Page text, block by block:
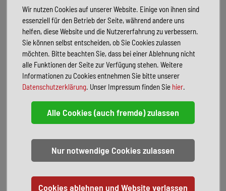
Sonderausstattung:
Anhängerkupplung mit elektr. Entriegelung, schwenkbar
Ausstattungs-Paket: Licht + Sicht inkl. Fernlichtassistent Light Assist
Fahrassistenz-Paket
Klimaanlage Air Care Climatronic 3-Zonen inkl. Fondbedienung und
Aktiv-Kombi-Filter
Seitenscheiben hinten und Heckscheibe abgedunkelt
Sonderlackierung Lapis-Blau Metallic
VW-Anschlussgarantie
100.000 km / 07.05.2030
Weitere Ausstattung:
Beifahrerairbag abschaltbar
Ambiente-Beleuchtung (30 Farben)
App-Connect Wireless (Apple CarPlay, Android Auto)
Audiosystem: Vorbereitung für spätere Freischaltung
Navigationsfunktion
Wir nutzen Cookies auf unserer Website. Einige von ihnen sind
essenziell für den Betrieb der Seite, während andere uns
helfen, diese Website und die Nutzererfahrung zu verbessern.
Sie können selbst entscheiden, ob Sie Cookies zulassen
möchten. Bitte beachten Sie, dass bei einer Ablehnung nicht
alle Funktionen der Seite zur Verfügung stehen. Weitere
Informationen zu Cookies entnehmen Sie bitte unserer
Datenschutzerklärung. Unser Impressum finden Sie hier.